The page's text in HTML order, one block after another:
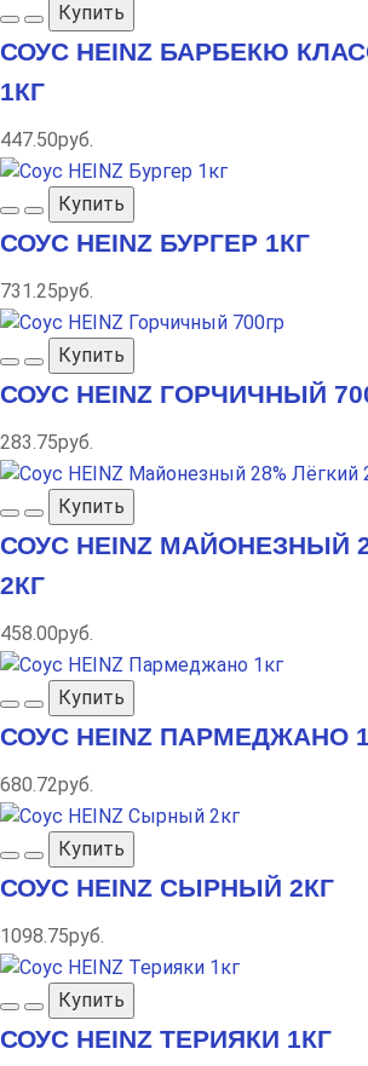
Купить
СОУС HEINZ БАРБЕКЮ
1КГ
447.50руб.
Купить
СОУС HEINZ БУРГЕР 1КГ
731.25руб.
Купить
СОУС HEINZ ГОРЧИЧНЫЙ
283.75руб.
Купить
СОУС HEINZ МАЙОНЕЗНЫЙ
2КГ
458.00руб.
Купить
СОУС HEINZ ПАРМЕДЖАНО
680.72руб.
Купить
СОУС HEINZ СЫРНЫЙ 2КГ
1098.75руб.
Купить
СОУС HEINZ ТЕРИЯКИ 1КГ